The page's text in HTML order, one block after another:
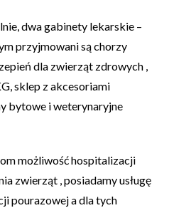
dwa gabinety lekarskie –
przyjmowani są chorzy
dla zwierząt zdrowych ,
sklep z akcesoriami
bytowe i weterynaryjne
możliwość hospitalizacji
zwierząt , posiadamy usługę
pourazowej a dla tych